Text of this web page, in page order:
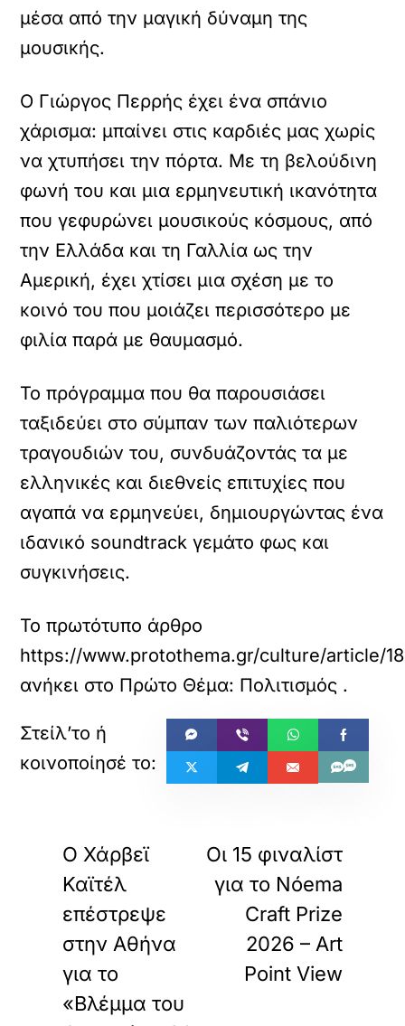
μέσα από την μαγική δύναμη της
μουσικής.
Ο Γιώργος Περρής έχει ένα σπάνιο
χάρισμα: μπαίνει στις καρδιές μας χωρίς
να χτυπήσει την πόρτα. Με τη βελούδινη
φωνή του και μια ερμηνευτική ικανότητα
που γεφυρώνει μουσικούς κόσμους, από
την Ελλάδα και τη Γαλλία ως την
Αμερική, έχει χτίσει μια σχέση με το
κοινό του που μοιάζει περισσότερο με
φιλία παρά με θαυμασμό.
Το πρόγραμμα που θα παρουσιάσει
ταξιδεύει στο σύμπαν των παλιότερων
τραγουδιών του, συνδυάζοντάς τα με
ελληνικές και διεθνείς επιτυχίες που
αγαπά να ερμηνεύει, δημιουργώντας ένα
ιδανικό soundtrack γεμάτο φως και
συγκινήσεις.
Το πρωτότυπο άρθρο
https://www.protothema.gr/culture/article/
ανήκει στο Πρώτο Θέμα: Πολιτισμός .
Ο Χάρβεϊ
Καϊτέλ
επέστρεψε
στην Αθήνα
για το
«Βλέμμα του
Οι 15 φιναλίστ
για το Nóema
Craft Prize
2026 – Art
Point View